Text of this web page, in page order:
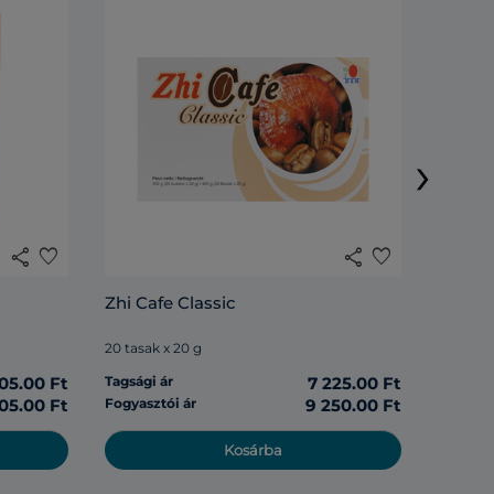
share favorite
Ft
Ft
share favorite
Zhi Cafe Classic
20 tasak x 20 g
Tagsági ár
7 225.00 Ft
Fogyasztói ár 9 250.00 Ft
Kosárba
›